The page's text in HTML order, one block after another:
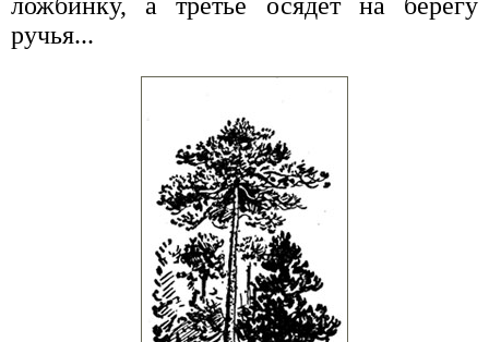
ручья...